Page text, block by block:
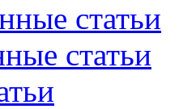
статьи
статьи